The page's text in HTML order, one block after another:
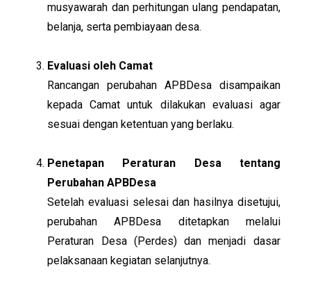
musyawarah dan perhitungan ulang pendapatan,
belanja, serta pembiayaan desa.
Evaluasi oleh Camat
Rancangan perubahan APBDesa disampaikan
kepada Camat untuk dilakukan evaluasi agar
sesuai dengan ketentuan yang berlaku.
Penetapan Peraturan Desa tentang
Perubahan APBDesa
Setelah evaluasi selesai dan hasilnya disetujui,
perubahan APBDesa ditetapkan melalui
Peraturan Desa (Perdes) dan menjadi dasar
pelaksanaan kegiatan selanjutnya.